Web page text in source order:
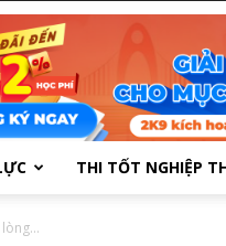
THI TỐT NGHIỆP